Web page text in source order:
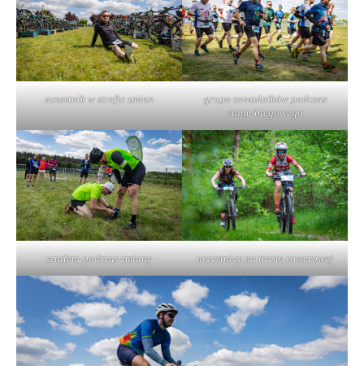
uczestnik w strefie zmian
grupa zawodników podczas
etapu biegowego
sztafeta podczas zmiany uczestnicy na trasie rowerowej